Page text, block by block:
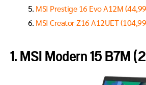
MSI Prestige 16 Evo A12M
MSI Creator Z16 A12UET
1. MSI Modern 15 B7M